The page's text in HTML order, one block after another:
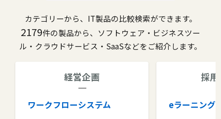
カテゴリーから、IT製品の比較検索ができます。
2179件の製品から、ソフトウェア・ビジネスツー
ル・クラウドサービス・SaaSなどをご紹介します。
経営企画
ワークフローシステム
採
eラーニング